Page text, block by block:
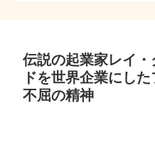
伝説の起業家レイ
ドを世界企業にし
不屈の精神